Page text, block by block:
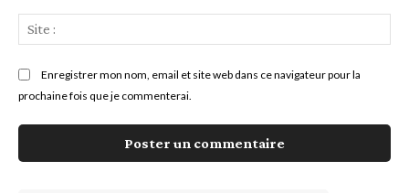
:
Enregistrer mon nom, email et site web dans ce navigateur pour la
prochaine fois que je commenterai.